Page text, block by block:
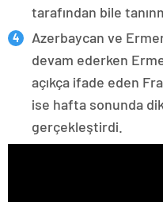
tarafından bile
Azerbaycan ve
devam ederken
açıkça ifade eden
ise hafta sonunda
gerçekleştirdi.